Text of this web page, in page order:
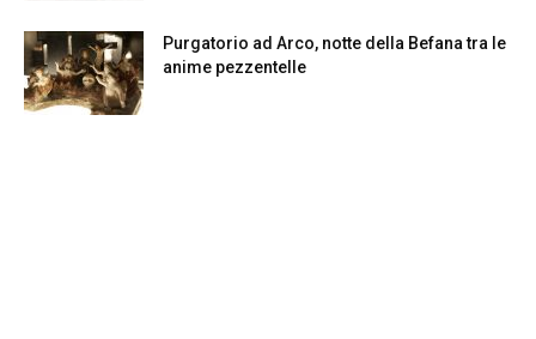
Purgatorio ad Arco, notte della Befana tra le
anime pezzentelle